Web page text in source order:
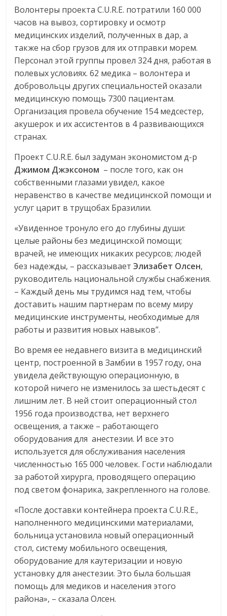
Волонтеры проекта C.U.R.E. потратили 160 000
часов на вывоз, сортировку и осмотр
медицинских изделий, полученных в дар, а
также на сбор грузов для их отправки морем.
Персонал этой группы провел 324 дня, работая в
полевых условиях. 62 медика – волонтера и
добровольцы других специальностей оказали
медицинскую помощь 7300 пациентам.
Организация провела обучение 154 медсестер,
акушерок и их ассистентов в 4 развивающихся
странах.
Проект C.U.R.E. был задуман экономистом д-р
Джимом Джэксоном – после того, как он
собственными глазами увидел, какое
неравенство в качестве медицинской помощи и
услуг царит в трущобах Бразилии.
«Увиденное тронуло его до глубины души:
целые районы без медицинской помощи;
врачей, не имеющих никаких ресурсов; людей
без надежды, – рассказываетЭлизабет Олсен,
руководитель национальной службы снабжения.
– Каждый день мы трудимся над тем, чтобы
доставить нашим партнерам по всему миру
медицинские инструменты, необходимые для
работы и развития новых навыков”.
Во время ее недавнего визита в медицинский
центр, построенной в Замбии в 1957 году, она
увидела действующую операционную, в
которой ничего не изменилось за шестьдесят с
лишним лет. В ней стоит операционный стол
1956 года производства, нет верхнего
освещения, а также – работающего
оборудования для анестезии. И все это
используется для обслуживания населения
численностью 165 000 человек. Гости наблюдали
за работой хирурга, проводящего операцию
под светом фонарика, закрепленного на голове.
«После доставки контейнера проекта C.U.R.E.,
наполненного медицинскими материалами,
больница установила новый операционный
стол, систему мобильного освещения,
оборудование для каутеризации и новую
установку для анестезии. Это была большая
помощь для медиков и населения этого
района», – сказала Олсен.